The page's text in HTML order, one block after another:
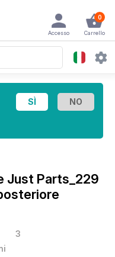
0
Carrello
Accesso
Just Parts_229
3